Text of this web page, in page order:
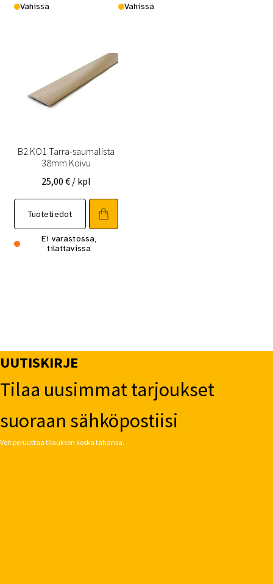
Vähissä Vähissä
B2 KO1 Tarra-saumalista
38mm Koivu
25,00 € / kpl
Tuotetiedot
Ei varastossa,
tilattavissa
UUTISKIRJE
Tilaa uusimmat tarjoukset
suoraan sähköpostiisi
Voit peruuttaa tilauksen koska tahansa.